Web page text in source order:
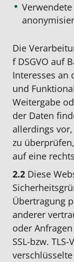
Die
f DSGVO auf
Interesses an
und
Weitergabe
der Daten
allerdings
zu
auf eine
2.2 Diese
Übertragung
anderer
oder
SSL-bzw.